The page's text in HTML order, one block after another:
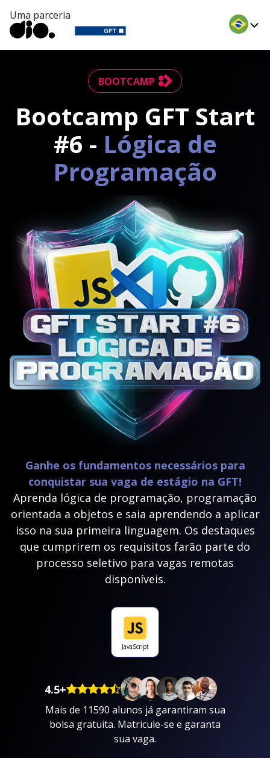
Uma parceria
BOOTCAMP
Bootcamp GFT Start
#6 - Lógica de
Programação
Ganhe os fundamentos necessários para
conquistar sua vaga de estágio na GFT!
Aprenda lógica de programação, programação
orientada a objetos e saia aprendendo a aplicar
isso na sua primeira linguagem. Os destaques
que cumprirem os requisitos farão parte do
processo seletivo para vagas remotas
disponíveis.
JavaScript
4.5+
Mais de 11590 alunos já garantiram sua
bolsa gratuita. Matricule-se e garanta
sua vaga.